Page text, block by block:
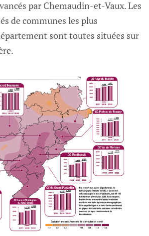
par Chemaudin-et-Vaux. Les
de communes les plus
sont toutes situées sur